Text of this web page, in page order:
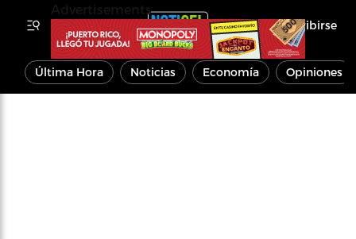
Inscribirse
Última Hora Noticias Economía Opiniones
Advertisements